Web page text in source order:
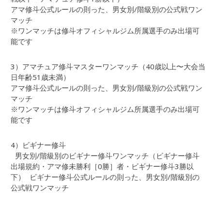
アマ修斗公式ルールの則った、男女別/階級別の公式戦ワン
マッチ
※ワンマッチは修斗オフィシャルジム所属選手のみ出場可
能です
3）アマチュア修斗マスターワンマッチ（40歳以上〜大会当
日年齢51歳未満）
アマ修斗公式ルールの則った、男女別/階級別の公式戦ワン
マッチ
※ワンマッチは修斗オフィシャルジム所属選手のみ出場可
能です
4）ビギナー修斗
男女別/階級別のビギナー修斗ワンマッチ（ビギナー修斗
出場規約・アマ修未勝利［0勝］者・ビギナー修斗3勝以
下） ビギナー修斗公式ルールの則った、男女別/階級別の
公式戦ワンマッチ